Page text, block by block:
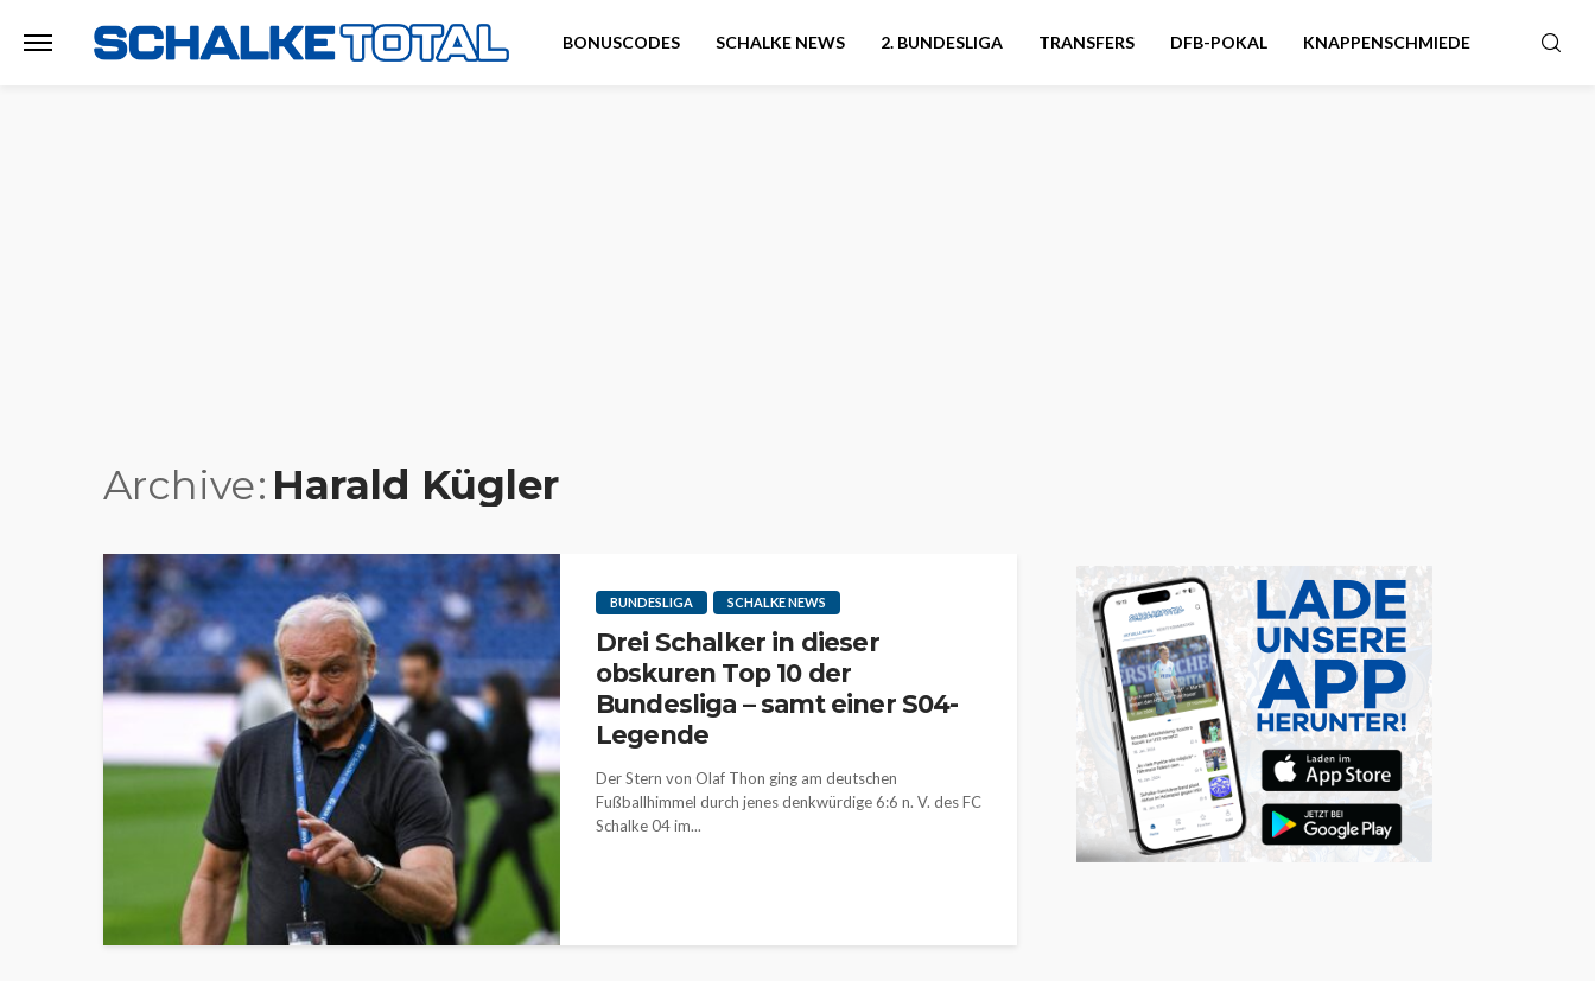
BONUSCODES SCHALKE NEWS 2. BUNDESLIGA TRANSFERS DFB-POKAL KNAPPENSCHMIEDE
Archive Harald Kügler
BUNDESLIGA SCHALKE NEWS
Drei Schalker in dieser
obskuren Top 10 der
Bundesliga – samt einer S04-
Legende
Der Stern von Olaf Thon ging am deutschen
Fußballhimmel durch jenes denkwürdige 6:6 n. V. des FC
Schalke 04 im...